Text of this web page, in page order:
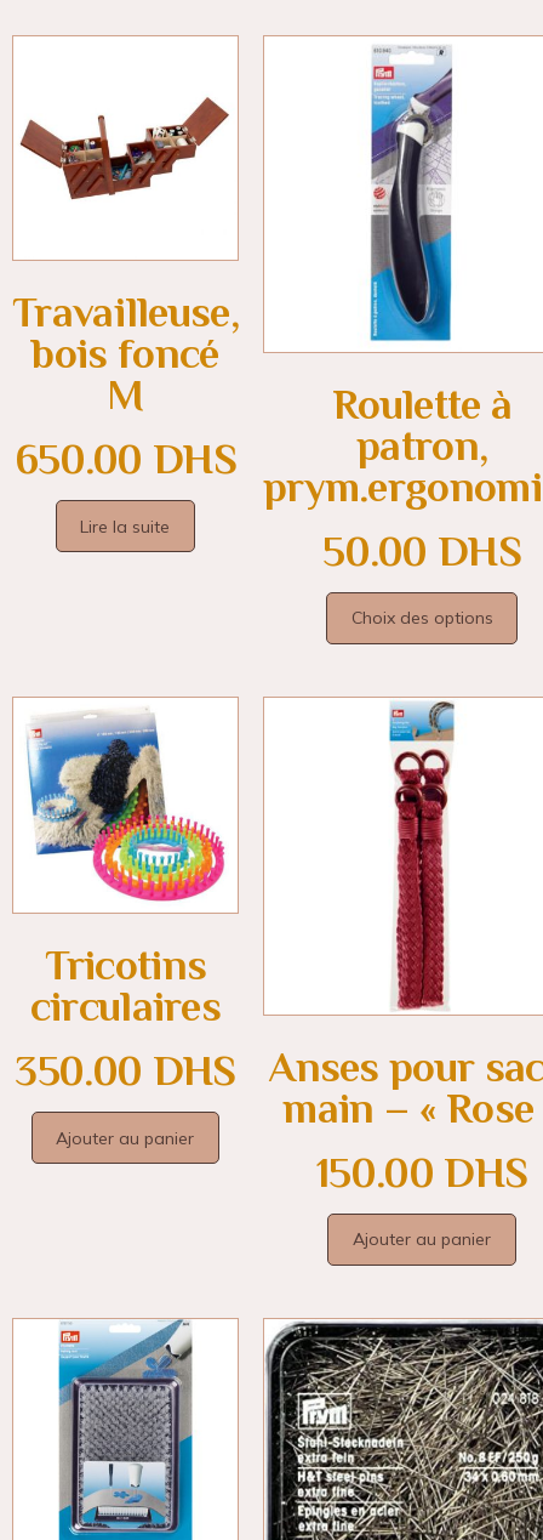
Travailleuse,
bois foncé
M
650.00 DHS
Lire la suite
Roulette à
patron,
50.00 DHS
Choix des options
Tricotins
circulaires
350.00 DHS
Ajouter au panier
Anses pour
main – « Rose
150.00 DHS
Ajouter au panier